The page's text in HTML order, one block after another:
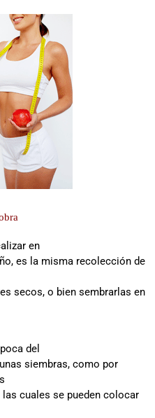
en
es la misma recolección de
secos, o bien sembrarlas en
del
siembras, como por
cuales se pueden colocar